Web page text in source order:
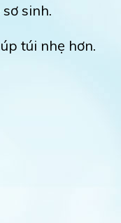
sinh.
túi nhẹ hơn.